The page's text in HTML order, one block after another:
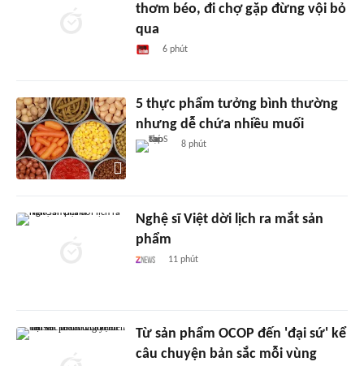
thơm béo, đi chợ gặp đừng vội bỏ
qua
6 phút
5 thực phẩm tưởng bình thường
nhưng dễ chứa nhiều muối
8 phút
Nghệ sĩ Việt dời lịch ra mắt sản
phẩm
11 phút
Từ sản phẩm OCOP đến 'đại sứ' kể
câu chuyện bản sắc mỗi vùng